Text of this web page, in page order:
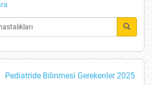
Pediatride Bilinmesi Gerekenler 2025